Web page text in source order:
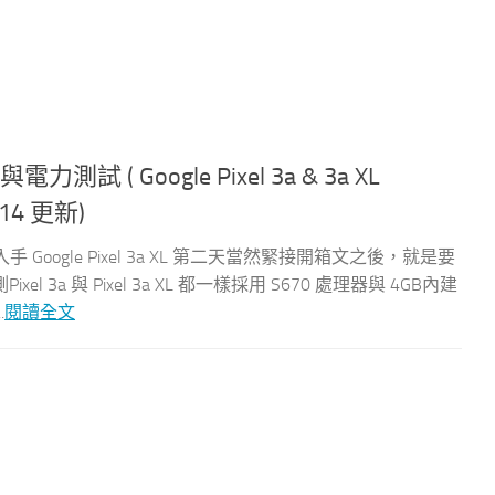
電力測試 ( Google Pixel 3a & 3a XL
更新)
Google Pixel 3a XL 第二天當然緊接開箱文之後，就是要
3a 與 Pixel 3a XL 都一樣採用 S670 處理器與 4GB內建
閱讀全文